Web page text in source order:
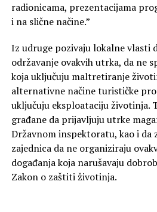
radionicama, prezentacijama
i na slične načine.”
Iz udruge pozivaju lokalne vlasti
održavanje ovakvih utrka, da ne
koja uključuju maltretiranje
alternativne načine turističke
uključuju eksploataciju životinja.
građane da prijavljuju utrke
Državnom inspektoratu, kao i da
zajednica da ne organiziraju
događanja koja narušavaju
Zakon o zaštiti životinja.